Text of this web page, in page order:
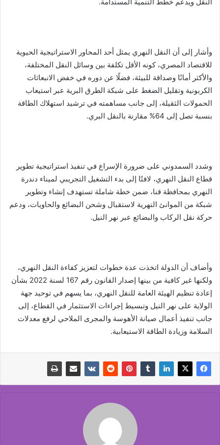
وأشار إلى أن النقل النهري يمثل أحد المحاور الاستراتيجية الحيوية
للاقتصاد المصري، كونه الأقل تكلفة بين وسائل النقل المختلفة،
والأكثر أمانًا وصداقة للبيئة، فضلًا عن دوره في خفض الانبعاثات
الكربونية وتقليل الضغط على شبكة الطرق البرية عبر استيعاب
الحمولات الثقيلة، إلى جانب مساهمته في ترشيد استهلاك الطاقة
بنسبة تصل إلى 64% مقارنة بالنقل البري.
وشدد السمدوني على ضرورة الإسراع في تنفيذ استراتيجية تطوير
قطاع النقل النهري، لافتًا إلى بدء التشغيل التجريبي لميناء دندرة
النهري بمحافظة قنا، ضمن خطة شاملة تستهدف إنشاء وتطوير
شبكة من الموانئ النهرية لاستقبال وشحن البضائع والحاويات، ودعم
حركة نقل الركاب والبضائع عبر نهر النيل.
وأضاف أن الدولة اتخذت عدة خطوات لتعزيز كفاءة النقل النهري،
ولكنها غير كافية من بينها إصدار القانون رقم 167 لسنة 2022 بشأن
إعادة تنظيم الهيئة العامة للنقل النهري، بما يسهم في توحيد جهة
الولاية على نهر النيل وتبسيط إجراءات الاستثمار في القطاع، إلى
جانب تنفيذ أعمال صيانة الأهوسة والمجرى الملاحي لرفع معدلات
السلامة وزيادة الطاقة الاستيعابية.